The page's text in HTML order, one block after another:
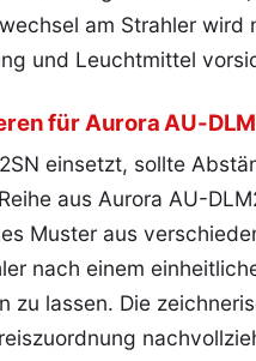
am Strahler wird
und Leuchtmittel
für Aurora AU-
einsetzt, sollte
aus Aurora AU-
Muster aus
nach einem
zu lassen. Die